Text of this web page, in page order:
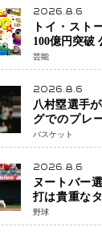
再起を懸け
級トーナメ
2026.8.6
トイ・スト
100億円突破
サー作品 史
シリーズ最
芸能
2026.8.6
八村塁選手
グでのプレ
の夢ですね
リーグ価値
能性
バスケット
2026.8.6
ヌートバー
打は貴重な
地ファンが
喜
野球